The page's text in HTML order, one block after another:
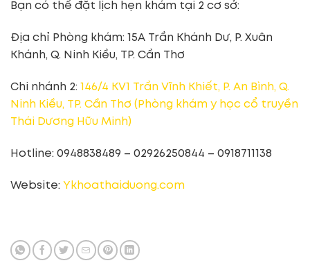
Bạn có thể đặt lịch hẹn khám tại 2 cơ sở:
Địa chỉ Phòng khám: 15A Trần Khánh Dư, P. Xuân
Khánh, Q. Ninh Kiều, TP. Cần Thơ
Chi nhánh 2: 146/4 KV1 Trần Vĩnh Khiết, P. An Bình, Q.
Ninh Kiều, TP. Cần Thơ (Phòng khám y học cổ truyền
Thái Dương Hữu Minh)
Hotline: 0948838489 – 02926250844 – 0918711138
Website: Ykhoathaiduong.com